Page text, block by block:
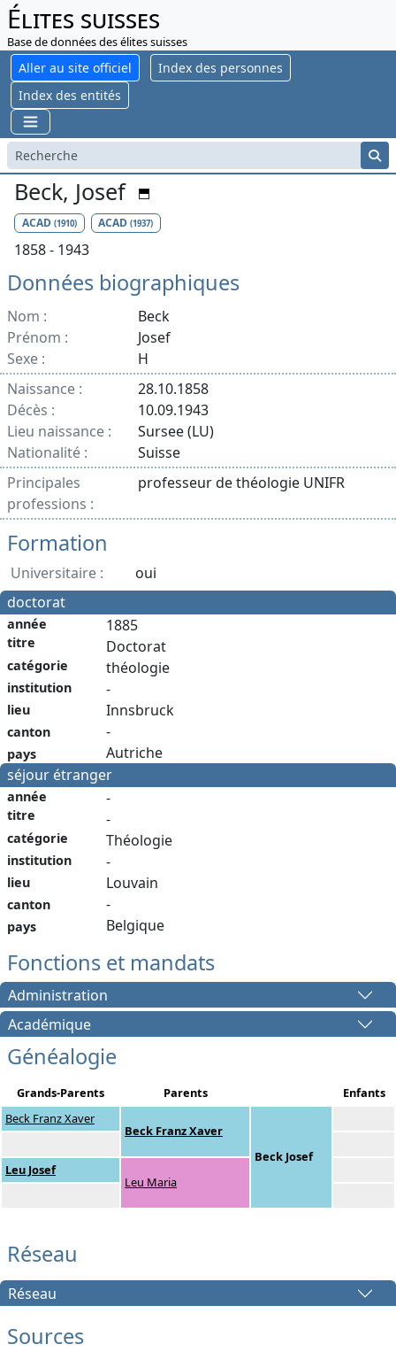
Élites suisses
Base de données des élites suisses
Aller au site officiel
Index des personnes
Index des entités
Beck, Josef
ACAD (1910) ACAD(1937)
1858 - 1943
Données biographiques
Nom :
Beck
Prénom :
Josef
Sexe :
H
Naissance :
28.10.1858
Décès :
10.09.1943
Lieu naissance :
Sursee (LU)
Nationalité :
Suisse
Principales
professions :
professeur de théologie UNIFR
Formation
Universitaire :
oui
doctorat
année
titre
catégorie
institution
lieu
canton
pays
1885
Doctorat
théologie
-
Innsbruck
-
Autriche
séjour étranger
année
titre
catégorie
institution
lieu
canton
pays
-
-
Théologie
-
Louvain
-
Belgique
Fonctions et mandats
Administration
Académique
Généalogie
Grands-Parents Parents
Enfants
Beck Franz Xaver
Beck Franz Xaver
Beck Josef
Leu Josef
Leu Maria
Réseau
Réseau
Sources